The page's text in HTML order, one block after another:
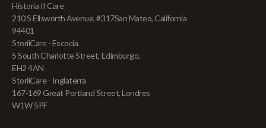
Historia II Care
210 S Ellsworth Avenue, #317San Mateo, California
94401
StoriiCare - Escocia
5 South Charlotte Street, Edimburgo,
EH2 4AN
StoriiCare - Inglaterra
167-169 Great Portland Street, Londres
W1W 5PF